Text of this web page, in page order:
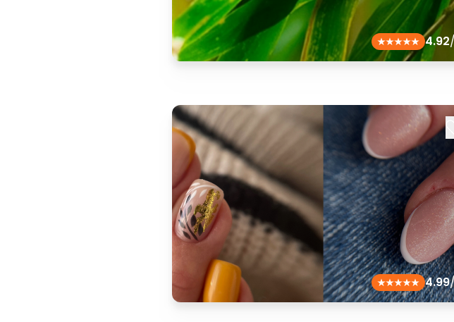
4.92
4.99